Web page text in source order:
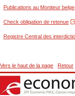
Publications au Moniteur belge
Check obligation de retenue
Registre Central des
Vers le haut de la page Retour